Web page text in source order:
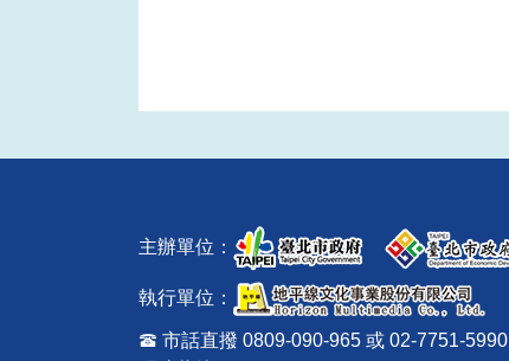
主辦單位：
執行單位：
市話直撥 0809-090-965 或 02-7751-5990